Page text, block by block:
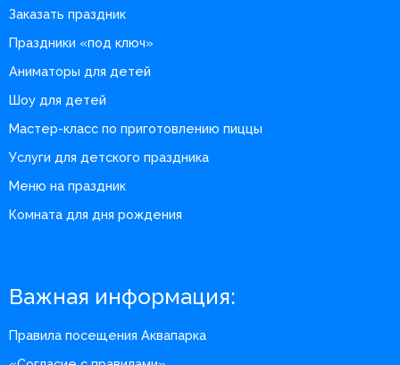
Заказать праздник
Праздники «под ключ»
Аниматоры для детей
Шоу для детей
Мастер-класс по приготовлению пиццы
Услуги для детского праздника
Меню на праздник
Комната для дня рождения
Важная информация:
Правила посещения Аквапарка